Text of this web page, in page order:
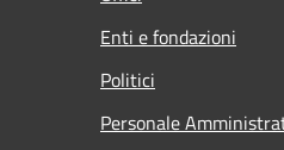
Enti e fondazioni
Politici
Personale